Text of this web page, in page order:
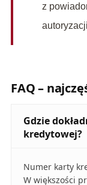
z
FAQ –
Gdzie
kredytowej?
Numer karty
W większości